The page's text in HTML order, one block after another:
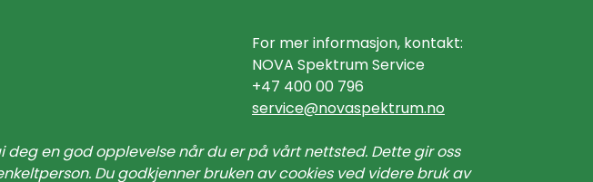
For mer informasjon, kontakt:
NOVA Spektrum Service
+47 400 00 796
service@novaspektrum.no
en god opplevelse når du er på vårt nettsted. Dette gir oss
Du godkjenner bruken av cookies ved videre bruk av